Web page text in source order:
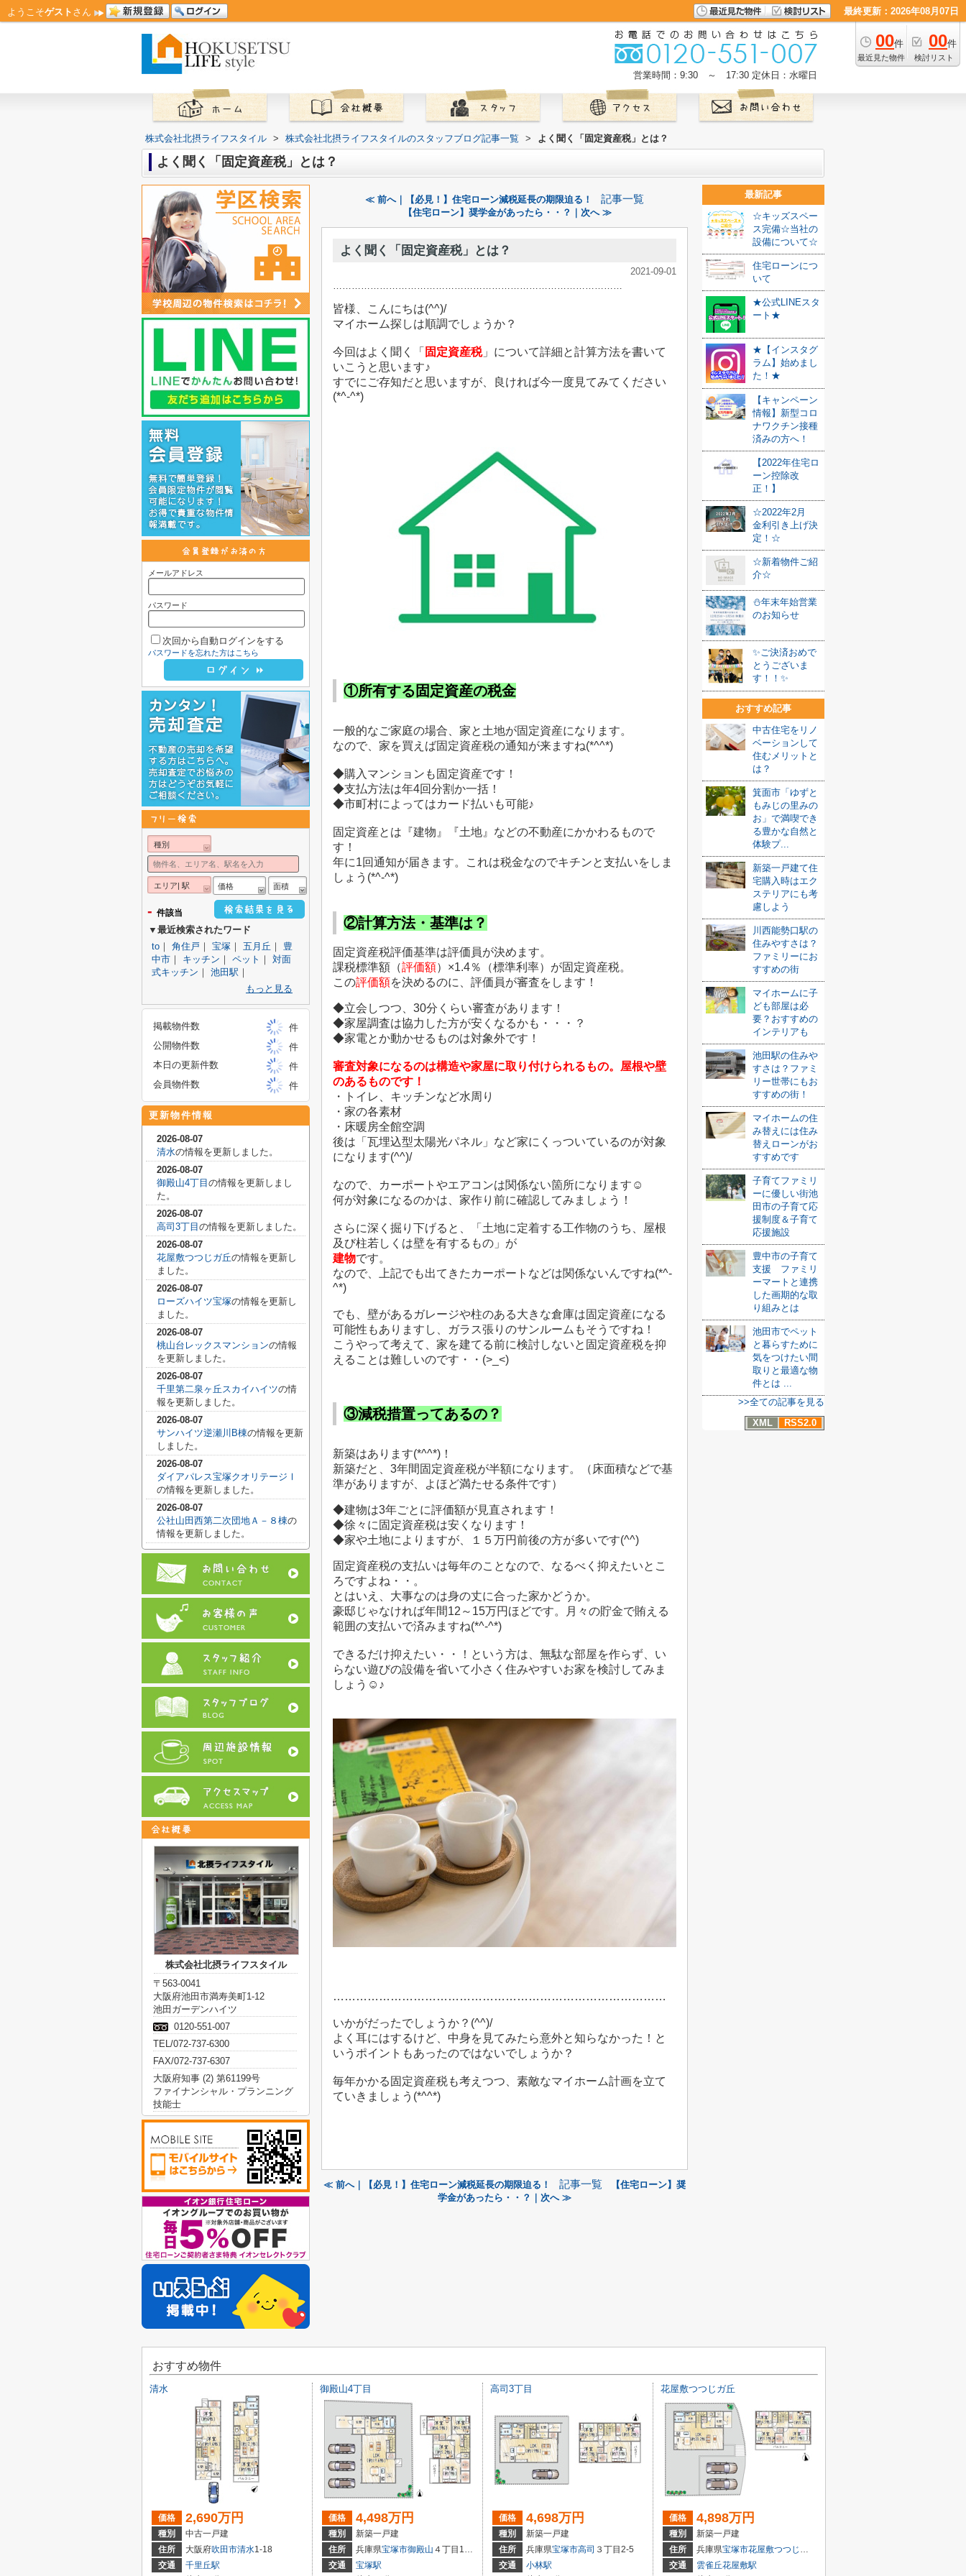
ようこそゲスト さん 最終更新：2026年08月07日
00件
最近見た物件
00件
検討リスト
営業時間：9:30 ～ 17:30 定休日：水曜日
株式会社北摂ライフスタイル > 株式会社北摂ライフスタイルのスタッフブログ記事一覧 > よく聞く「固定資産税」とは？
よく聞く「固定資産税」とは？
≪ 前へ｜【必見！】住宅ローン減税延長の期限迫る！ 記事一覧
【住宅ローン】奨学金があったら・・？｜次へ ≫
よく聞く「固定資産税」とは？
2021-09-01
…………………………………………………………………………………
皆様、こんにちは(^^)/
マイホーム探しは順調でしょうか？
今回はよく聞く「 固定資産税」について詳細と計算方法を書いて
いこうと思います♪
すでにご存知だと思いますが、良ければ今一度見てみてください
(*^-^*)
①所有する固定資産の税金
一般的なご家庭の場合、家と土地が固定資産になります。
なので、家を買えば固定資産税の通知が来ますね(*^^*)
◆購入マンションも固定資産です！
◆支払方法は年4回分割か一括！
◆市町村によってはカード払いも可能♪
固定資産とは『建物』『土地』などの不動産にかかわるもので
す！
年に1回通知が届きます。これは税金なのでキチンと支払いをしま
しょう(*^-^*)
②計算方法・基準は？
固定資産税評価基準は評価員が決めます。
課税標準額（評価額）×1.4％（標準利率）が固定資産税。
この評価額を決めるのに、評価員が審査をします！
◆立会しつつ、30分くらい審査があります！
◆家屋調査は協力した方が安くなるかも・・・？
◆家電とか動かせるものは対象外です！
審査対象になるのは構造や家屋に取り付けられるもの。屋根や壁
のあるものです！
・トイレ、キッチンなど水周り
・家の各素材
・床暖房全館空調
後は「瓦埋込型太陽光パネル」など家にくっついているのが対象
になります(^^)/
なので、カーポートやエアコンは関係ない箇所になります☺
何が対象になるのかは、家作り前に確認してみましょう！
さらに深く掘り下げると、「土地に定着する工作物のうち、屋根
及び柱若しくは壁を有するもの」が
建物です。
なので、上記でも出てきたカーポートなどは関係ないんですね(*^-
^*)
でも、壁があるガレージや柱のある大きな倉庫は固定資産になる
可能性もありますし、ガラス張りのサンルームもそうですね！
こうやって考えて、家を建てる前に検討しないと固定資産税を抑
えることは難しいのです・・(>_<)
③減税措置ってあるの？
新築はあります(*^^*)！
新築だと、3年間固定資産税が半額になります。（床面積などで基
準がありますが、よほど満たせる条件です）
◆建物は3年ごとに評価額が見直されます！
◆徐々に固定資産税は安くなります！
◆家や土地によりますが、１５万円前後の方が多いです(^^)
固定資産税の支払いは毎年のことなので、なるべく抑えたいとこ
ろですよね・・。
とはいえ、大事なのは身の丈に合った家かどうか。
豪邸じゃなければ年間12～15万円ほどです。月々の貯金で賄える
範囲の支払いで済みますね(*^-^*)
できるだけ抑えたい・・！という方は、無駄な部屋を作らず、い
らない遊びの設備を省いて小さく住みやすいお家を検討してみま
しょう☺♪
………………………………………………………………………… …
いかがだったでしょうか？(^^)/
よく耳にはするけど、中身を見てみたら意外と知らなかった！と
いうポイントもあったのではないでしょうか？
毎年かかる固定資産税も考えつつ、素敵なマイホーム計画を立て
ていきましょう(*^^*)
≪ 前へ｜【必見！】住宅ローン減税延長の期限迫る！ 記事一覧
【住宅ローン】奨
学金があったら・・？｜次へ ≫
最新記事
☆キッズスペー
ス完備☆当社の
設備について☆
住宅ローンにつ
いて
★公式LINEスタ
ート★
★【インスタグ
ラム】始めまし
た！★
【キャンペーン
情報】新型コロ
ナワクチン接種
済みの方へ！
【2022年住宅ロ
ーン控除改
正！】
☆2022年2月
金利引き上げ決
定！☆
☆新着物件ご紹
介☆
⛄年末年始営業
のお知らせ
✨ご決済おめで
とうございま
す！！✨
おすすめ記事
中古住宅をリノ
ベーションして
住むメリットと
は？
箕面市「ゆずと
もみじの里みの
お」で満喫でき
る豊かな自然と
体験プ...
新築一戸建て住
宅購入時はエク
ステリアにも考
慮しよう
川西能勢口駅の
住みやすさは？
ファミリーにお
すすめの街
マイホームに子
ども部屋は必
要？おすすめの
インテリアも
池田駅の住みや
すさは？ファミ
リー世帯にもお
すすめの街！
マイホームの住
み替えには住み
替えローンがお
すすめです
子育てファミリ
ーに優しい街池
田市の子育て応
援制度＆子育て
応援施設
豊中市の子育て
支援 ファミリ
ーマートと連携
した画期的な取
り組みとは
池田市でペット
と暮らすために
気をつけたい間
取りと最適な物
件とは ...
>>全ての記事を見る
XML
RSS2.0
メールアドレス
パスワード
次回から自動ログインをする
パスワードを忘れた方はこちら
種別
エリア| 駅 価格 面積
- 件該当
▼最近検索されたワード
to ｜ 角住戸 ｜ 宝塚 ｜ 五月丘 ｜ 豊
中市 ｜ キッチン ｜ ペット ｜ 対面
式キッチン ｜ 池田駅 ｜
もっと見る
掲載物件数
件
公開物件数
件
本日の更新件数
件
会員物件数
件
更新物件情報
2026-08-07
清水の情報を更新しました。
2026-08-07
御殿山4丁目 の情報を更新しまし
た。
2026-08-07
高司3丁目 の情報を更新しました。
2026-08-07
花屋敷つつじガ丘の情報を更新し
ました。
2026-08-07
ローズハイツ宝塚の情報を更新し
ました。
2026-08-07
桃山台レックスマンションの情報
を更新しました。
2026-08-07
千里第二泉ヶ丘スカイハイツの情
報を更新しました。
2026-08-07
サンハイツ逆瀬川B棟の情報を更新
しました。
2026-08-07
ダイアパレス宝塚クオリテージⅠ
の情報を更新しました。
2026-08-07
公社山田西第二次団地Ａ－８棟の
情報を更新しました。
株式会社北摂ライフスタイル
〒563-0041
大阪府池田市満寿美町1-12
池田ガーデンハイツ
0120-551-007
TEL/072-737-6300
FAX/072-737-6307
大阪府知事 (2) 第61199号
ファイナンシャル・プランニング
技能士
おすすめ物件
清水
価格 2,690万円
種別
中古一戸建
住所
大阪府吹田市清水1-18
交通
千里丘駅
御殿山4丁目
価格 4,498万円
種別
新築一戸建
住所
兵庫県宝塚市御殿山 ４丁目13-9
交通
宝塚駅
高司3丁目
価格 4,698万円
種別
新築一戸建
住所
兵庫県宝塚市高司 ３丁目2-5
交通
小林駅
花屋敷つつじガ丘
価格 4,898万円
種別
新築一戸建
住所
兵庫県宝塚市花屋敷つつじガ丘
交通
雲雀丘花屋敷駅